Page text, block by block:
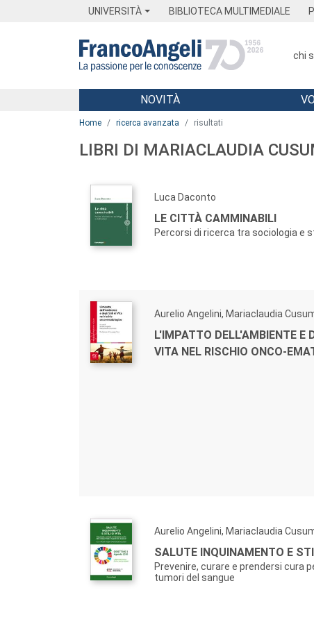
UNIVERSITÀ BIBLIOTECA MULTIMEDIALE
chi
Menu
NOVITÀ
Home ricerca avanzata risultati
LIBRI DI MARIACLAUDIA
Luca Daconto
LE CITTÀ CAMMINABILI
Percorsi di ricerca tra sociologia e
Aurelio Angelini, Mariaclaudia
L'IMPATTO DELL'AMBIENTE E
VITA NEL RISCHIO ONCO-
Aurelio Angelini, Mariaclaudia
SALUTE INQUINAMENTO E
Prevenire, curare e prendersi cura
tumori del sangue